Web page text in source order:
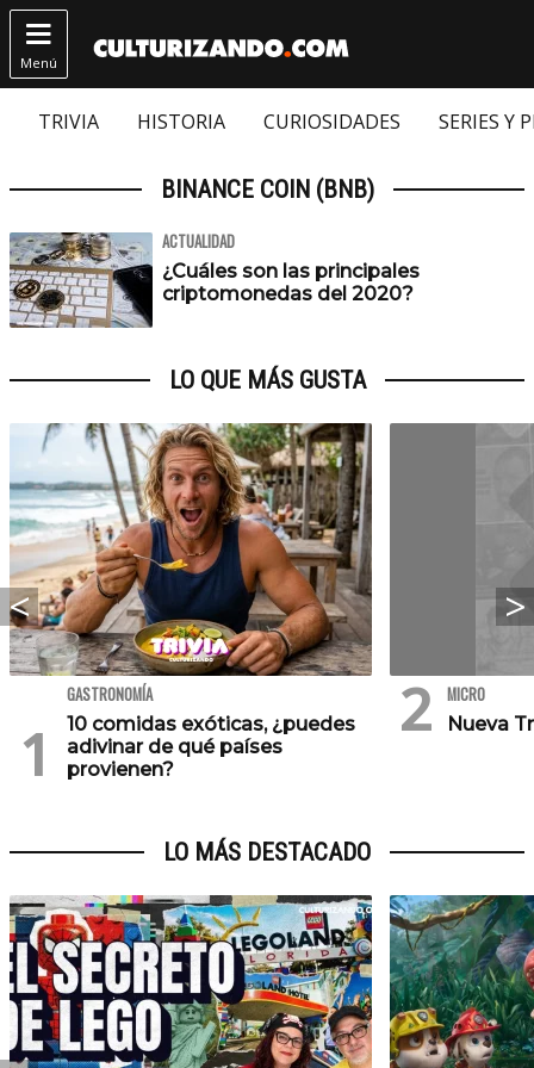

Menú
TRIVIA HISTORIA CURIOSIDADES SERIES Y
BINANCE COIN (BNB)
ACTUALIDAD
¿Cuáles son las principales
criptomonedas del 2020?
LO QUE MÁS GUSTA
GASTRONOMÍA
10 comidas exóticas, ¿puedes
adivinar de qué países
provienen?
MICRO
Nueva
LO MÁS DESTACADO